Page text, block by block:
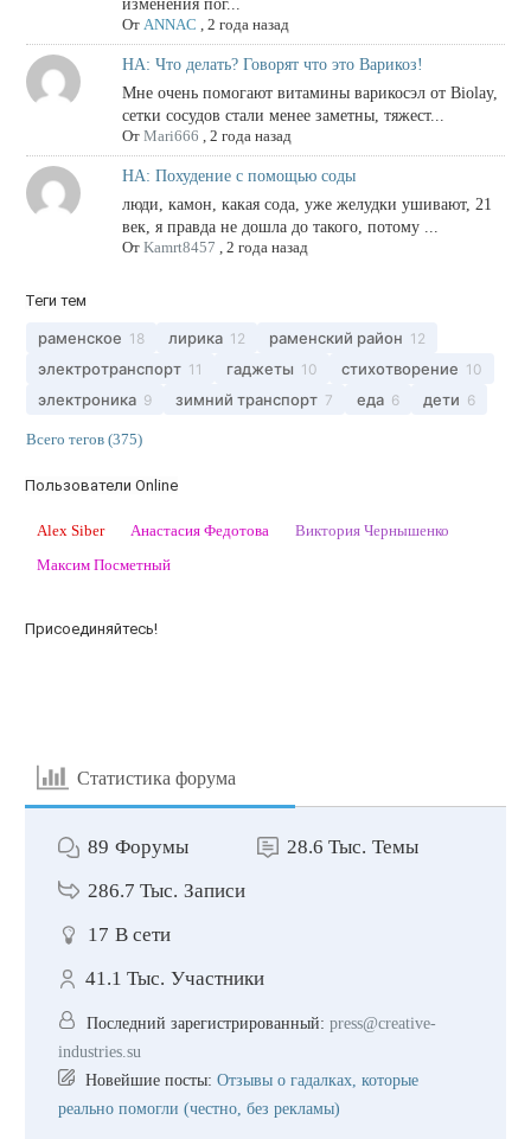
изменения пог...
От ANNAC , 2 года назад
НА: Что делать? Говорят что это Варикоз!
Мне очень помогают витамины варикосэл от Biolay,
сетки сосудов стали менее заметны, тяжест...
От Mari666 , 2 года назад
НА: Похудение с помощью соды
люди, камон, какая сода, уже желудки ушивают, 21
век, я правда не дошла до такого, потому ...
От Kamrt8457 , 2 года назад
Теги тем
раменское 18 лирика 12 раменский район 12
электротранспорт 11 гаджеты 10 стихотворение 10
электроника 9 зимний транспорт 7 еда 6 дети 6
Всего тегов (375)
Пользователи Online
Alex Siber Анастасия Федотова
Виктория Чернышенко
Максим Посметный
Присоединяйтесь!
Статистика форума
89 Форумы 28.6 Тыс. Темы
286.7 Тыс. Записи
17 В сети
41.1 Тыс. Участники
Последний зарегистрированный: press@creative-
industries.su
Новейшие посты: Отзывы о гадалках, которые
реально помогли (честно, без рекламы)